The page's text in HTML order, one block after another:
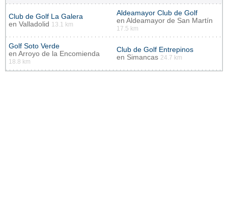
Club de Golf La Galera
en Valladolid 13.1 km
Aldeamayor Club de Golf
en Aldeamayor de San Martín
17.5 km
Golf Soto Verde
en Arroyo de la Encomienda
18.8 km
Club de Golf Entrepinos
en Simancas 24.7 km